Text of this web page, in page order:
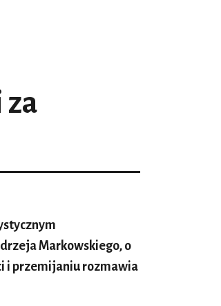
Markowskiego, o
i przemijaniu rozmawia